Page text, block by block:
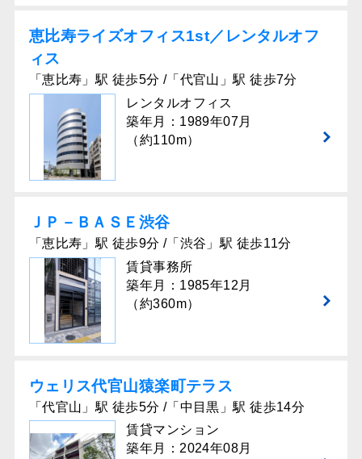
恵比寿ライズオフィス1st／レンタルオフ
ィス
「恵比寿」駅 徒歩5分 /「代官山」駅 徒歩7分
レンタルオフィス
築年月：1989年07月
（約110m）
ＪＰ－ＢＡＳＥ渋谷
「恵比寿」駅 徒歩9分 /「渋谷」駅 徒歩11分
賃貸事務所
築年月：1985年12月
（約360m）
ウェリス代官⼭猿楽町テラス
「代官山」駅 徒歩5分 /「中目黒」駅 徒歩14分
賃貸マンション
築年月：2024年08月